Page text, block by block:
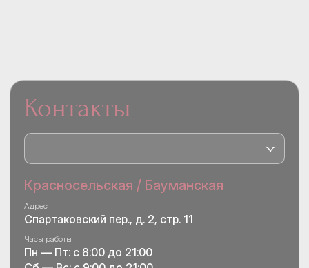
Контакты
Красносельская / Бауманская
Адрес
Спартаковский пер., д. 2, стр. 11
Часы работы
Пн — Пт: с 8:00 до 21:00